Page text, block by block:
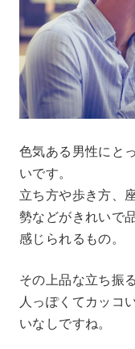
色気ある男性にと
いです。
立ち方や歩き方、
勢などがきれいで
感じられるもの。
その上品な立ち振
人っぽくてカッコ
いなしですね。